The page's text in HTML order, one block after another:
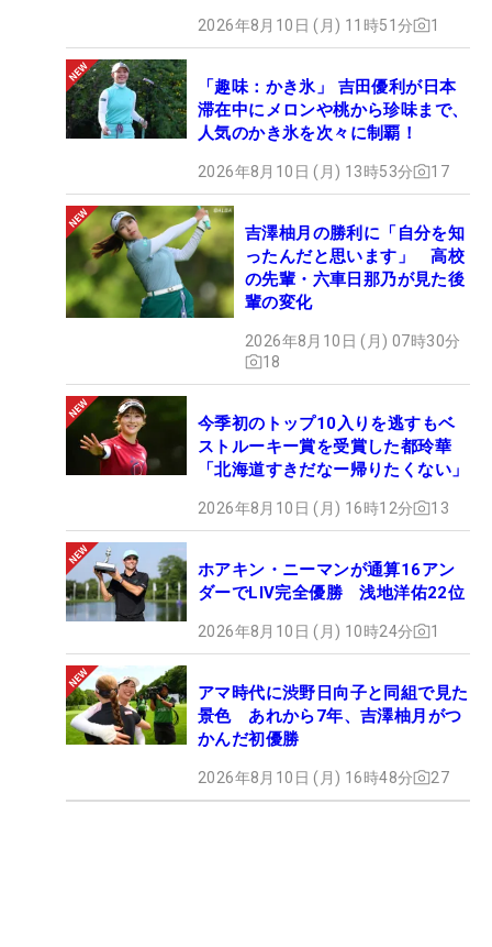
2026年8月10日 (月) 11時51分 1
「趣味：かき氷」 吉田優利が日本
滞在中にメロンや桃から珍味まで、
人気のかき氷を次々に制覇！
2026年8月10日 (月) 13時53分 17
吉澤柚月の勝利に「自分を知
ったんだと思います」 高校
の先輩・六車日那乃が見た後
輩の変化
2026年8月10日 (月) 07時30分
18
今季初のトップ10入りを逃すもベ
ストルーキー賞を受賞した都玲華
「北海道すきだなー帰りたくない」
2026年8月10日 (月) 16時12分 13
ホアキン・ニーマンが通算16アン
ダーでLIV完全優勝 浅地洋佑22位
2026年8月10日 (月) 10時24分 1
アマ時代に渋野日向子と同組で見た
景色 あれから7年、吉澤柚月がつ
かんだ初優勝
2026年8月10日 (月) 16時48分 27